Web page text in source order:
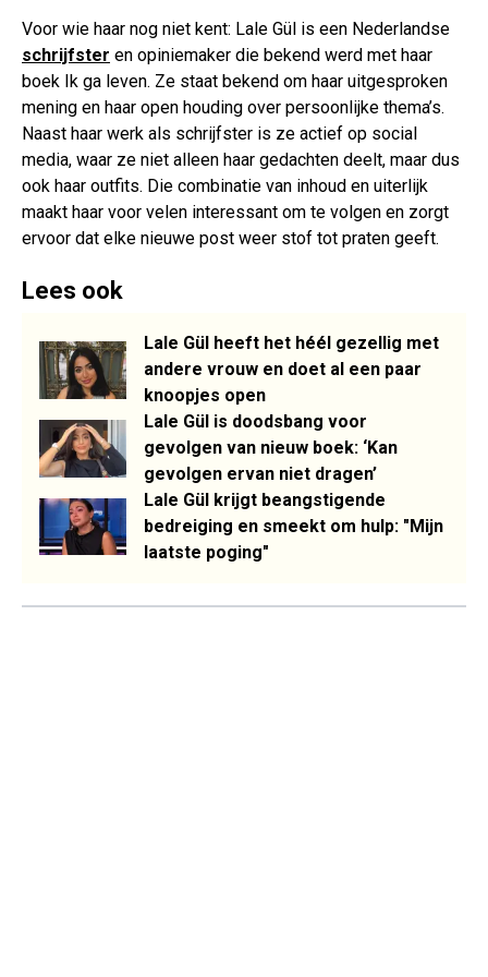
Voor wie haar nog niet kent: Lale Gül is een Nederlandse
schrijfster en opiniemaker die bekend werd met haar
boek Ik ga leven. Ze staat bekend om haar uitgesproken
mening en haar open houding over persoonlijke thema’s.
Naast haar werk als schrijfster is ze actief op social
media, waar ze niet alleen haar gedachten deelt, maar dus
ook haar outfits. Die combinatie van inhoud en uiterlijk
maakt haar voor velen interessant om te volgen en zorgt
ervoor dat elke nieuwe post weer stof tot praten geeft.
Lees ook
Lale Gül heeft het héél gezellig met
andere vrouw en doet al een paar
knoopjes open
Lale Gül is doodsbang voor
gevolgen van nieuw boek: ‘Kan
gevolgen ervan niet dragen’
Lale Gül krijgt beangstigende
bedreiging en smeekt om hulp: "Mijn
laatste poging"